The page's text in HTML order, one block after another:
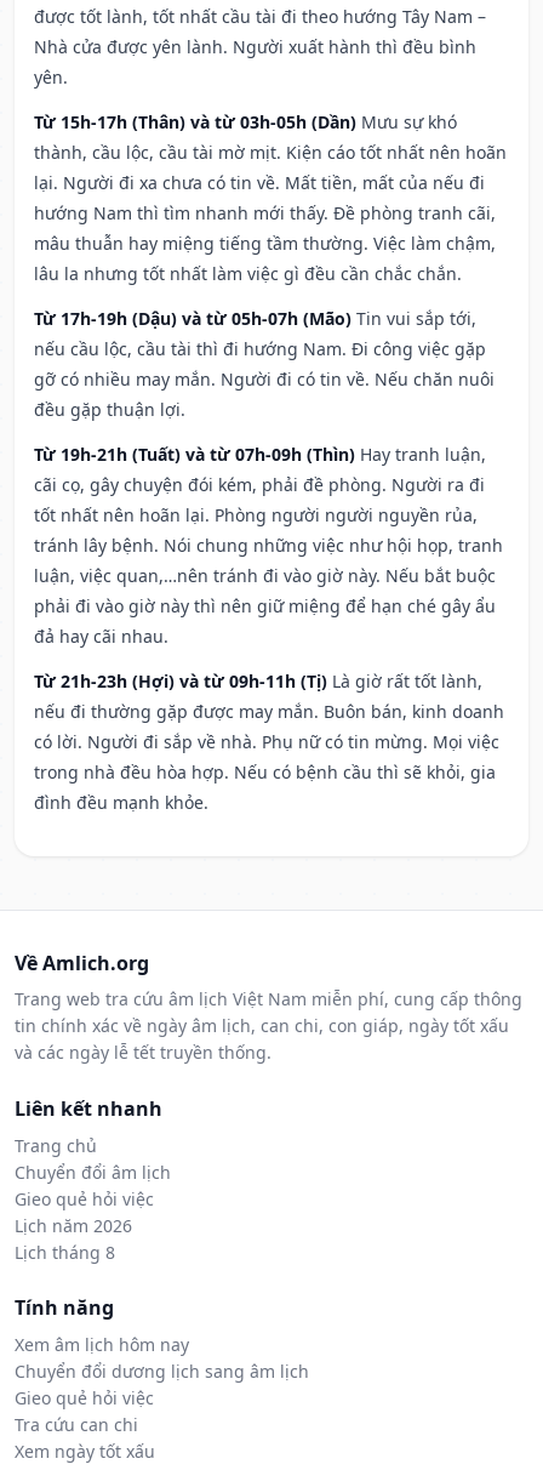
được tốt lành, tốt nhất cầu tài đi theo hướng Tây Nam –
Nhà cửa được yên lành. Người xuất hành thì đều bình
yên.
Từ 15h-17h (Thân) và từ 03h-05h (Dần) Mưu sự khó
thành, cầu lộc, cầu tài mờ mịt. Kiện cáo tốt nhất nên hoãn
lại. Người đi xa chưa có tin về. Mất tiền, mất của nếu đi
hướng Nam thì tìm nhanh mới thấy. Đề phòng tranh cãi,
mâu thuẫn hay miệng tiếng tầm thường. Việc làm chậm,
lâu la nhưng tốt nhất làm việc gì đều cần chắc chắn.
Từ 17h-19h (Dậu) và từ 05h-07h (Mão) Tin vui sắp tới,
nếu cầu lộc, cầu tài thì đi hướng Nam. Đi công việc gặp
gỡ có nhiều may mắn. Người đi có tin về. Nếu chăn nuôi
đều gặp thuận lợi.
Từ 19h-21h (Tuất) và từ 07h-09h (Thìn) Hay tranh luận,
cãi cọ, gây chuyện đói kém, phải đề phòng. Người ra đi
tốt nhất nên hoãn lại. Phòng người người nguyền rủa,
tránh lây bệnh. Nói chung những việc như hội họp, tranh
luận, việc quan,…nên tránh đi vào giờ này. Nếu bắt buộc
phải đi vào giờ này thì nên giữ miệng để hạn ché gây ẩu
đả hay cãi nhau.
Từ 21h-23h (Hợi) và từ 09h-11h (Tị) Là giờ rất tốt lành,
nếu đi thường gặp được may mắn. Buôn bán, kinh doanh
có lời. Người đi sắp về nhà. Phụ nữ có tin mừng. Mọi việc
trong nhà đều hòa hợp. Nếu có bệnh cầu thì sẽ khỏi, gia
đình đều mạnh khỏe.
Về Amlich.org
Trang web tra cứu âm lịch Việt Nam miễn phí, cung cấp thông
tin chính xác về ngày âm lịch, can chi, con giáp, ngày tốt xấu
và các ngày lễ tết truyền thống.
Liên kết nhanh
Trang chủ
Chuyển đổi âm lịch
Gieo quẻ hỏi việc
Lịch năm 2026
Lịch tháng 8
Tính năng
Xem âm lịch hôm nay
Chuyển đổi dương lịch sang âm lịch
Gieo quẻ hỏi việc
Tra cứu can chi
Xem ngày tốt xấu